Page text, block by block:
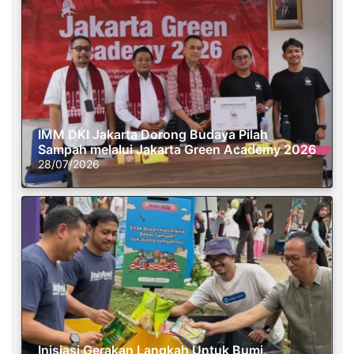
IMM DKI Jakarta Dorong Budaya Pilah
Sampah melalui Jakarta Green Academy 2026
28/07/2026
Inisiasi Gerakan Langkah Untuk Bumi,